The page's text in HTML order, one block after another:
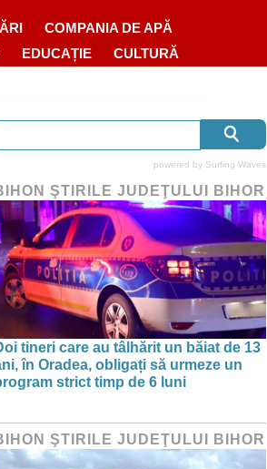
COMPANIA DE APĂ
EDUCAȚIE CULTURĂ
powered by Surfing Waves
ŞTIRILE JUDEŢULUI BIHOR
tineri care au tâlhărit un băiat de 13
în Oradea, obligați să urmeze un
strict timp de 6 luni
ŞTIRILE JUDEŢULUI BIHOR